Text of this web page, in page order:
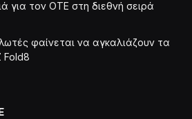
για τον ΟΤΕ στη διεθνή σειρά
φαίνεται να αγκαλιάζουν τα
Fold8